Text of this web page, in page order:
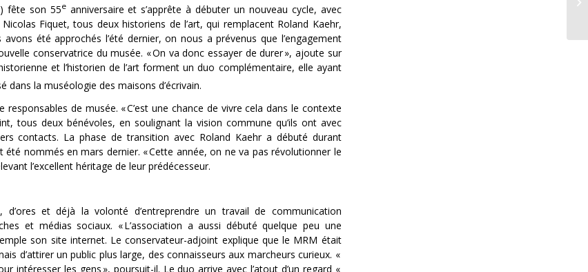
fête son 55eanniversaire et s’apprête à débuter un nouveau cycle, avec
Fiquet, tous deux historiens de l’art, qui remplacent Roland Kaehr,
avons été approchés l’été dernier, on nous a prévenus que l’engagement
conservatrice du musée. « On va donc essayer de durer», ajoute sur
et l’historien de l’art forment un duo complémentaire, elle ayant
dans la muséologie des maisons d’écrivain.
responsables de musée. « C’est une chance de vivre cela dans le contexte
tous deux bénévoles, en soulignant la vision commune qu’ils ont avec
contacts. La phase de transition avec Roland Kaehr a débuté durant
été nommés en mars dernier. « Cette année, on ne va pas révolutionner le
l’excellent héritage de leur prédécesseur.
et déjà la volonté d’entreprendre un travail de communication
et médias sociaux. « L’association a aussi débuté quelque peu une
son site internet. Le conservateur-adjoint explique que le MRM était
d’attirer un public plus large, des connaisseurs aux marcheurs curieux. «
intéresser les gens », poursuit-il. Le duo arrive avec l’atout d’un regard «